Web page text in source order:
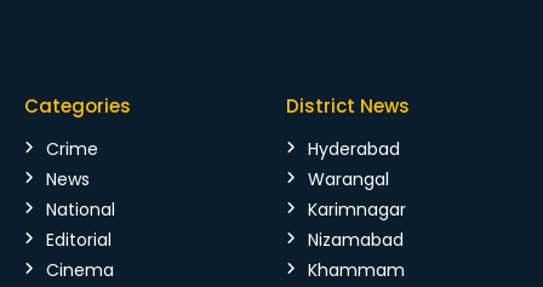
Categories
Crime
News
National
Editorial
Cinema
District News
Hyderabad
Warangal
Karimnagar
Nizamabad
Khammam